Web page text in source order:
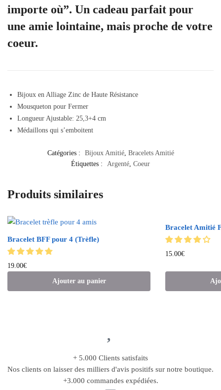
importe où”. Un cadeau parfait pour
une amie lointaine, mais proche de votre
coeur.
Bijoux en Alliage Zinc de Haute Résistance
Mousqueton pour Fermer
Longueur Ajustable: 25,3+4 cm
Médaillons qui s’emboitent
Catégories : Bijoux Amitié, Bracelets Amitié
Étiquettes :
Argenté, Coeur
Produits similaires
Bracelet BFF pour 4 (Trèfle)
19.00€
Ajouter au panier
Bracelet Amitié
15.00€
+ 5.000 Clients satisfaits
Nos clients on laisser des milliers d'avis positifs sur notre boutique.
+3.000 commandes expédiées.